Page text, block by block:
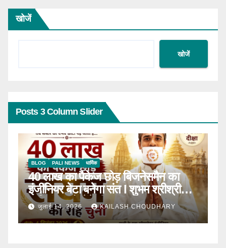
खोजें
खोजें
Posts 3 Column Slider
BLOG टॉप न्यूज़ धार्मिक
ठाणे में पहली बार होगा सीरवी समाज युवक-
युवती परिचय सम्मेलन
जून 13, 2026 KAILASH CHOUDHARY